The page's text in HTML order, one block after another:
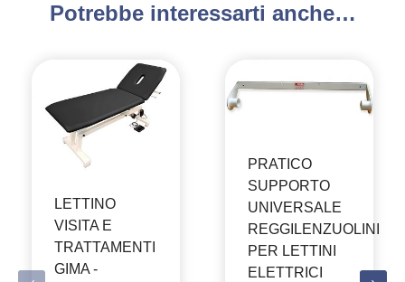
Potrebbe interessarti anche…
LETTINO
VISITA E
TRATTAMENTI
GIMA -
PRATICO
SUPPORTO
UNIVERSALE
REGGILENZUOLINI
PER LETTINI
ELETTRICI